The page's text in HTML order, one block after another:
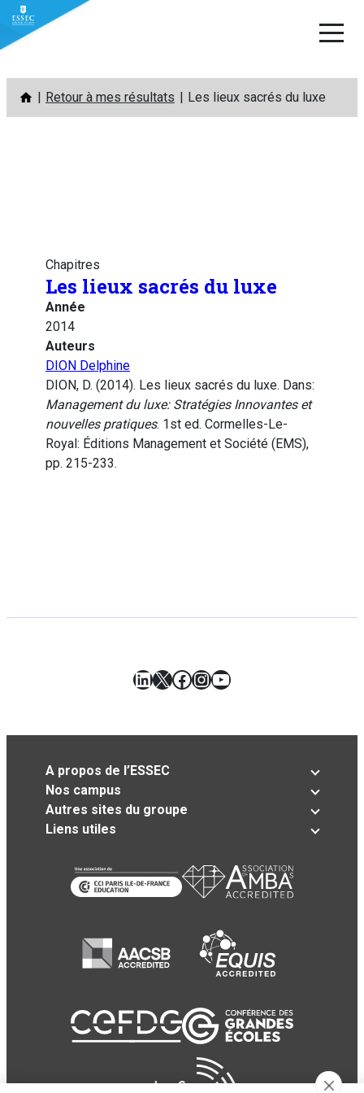
Aller
contenu
Retour à mes résultats Les lieux sacrés du luxe
Chapitres
Les lieux sacrés du luxe
Année
2014
Auteurs
DION Delphine
DION, D. (2014). Les lieux sacrés du luxe. Dans:
Management du luxe: Stratégies Innovantes et
nouvelles pratiques. 1st ed. Cormelles-Le-
Royal: Éditions Management et Société (EMS),
pp. 215-233.
LinkedIn
X Facebook
Instagram
YouTube
A propos de l’ESSEC
Nos campus
Autres sites du groupe
Liens utiles